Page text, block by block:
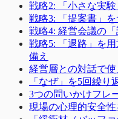
戦略2: 「小さな実
戦略3: 「提案書」
戦略4: 経営会議の
戦略5: 「退路」を
備え
経営層との対話で使
「なぜ」を5回繰り
3つの問いかけフレ
現場の心理的安全